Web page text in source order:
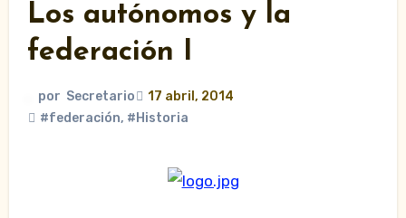
Los autónomos y la
federación I
por Secretario
17 abril, 2014
#federación, #Historia